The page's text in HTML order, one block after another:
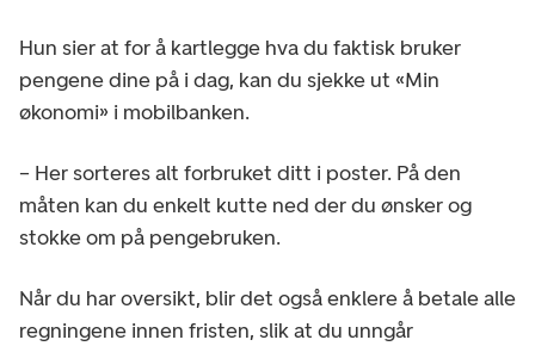
Hun sier at for å kartlegge hva du faktisk bruker
pengene dine på i dag, kan du sjekke ut «Min
økonomi» i mobilbanken.
– Her sorteres alt forbruket ditt i poster. På den
måten kan du enkelt kutte ned der du ønsker og
stokke om på pengebruken.
Når du har oversikt, blir det også enklere å betale alle
regningene innen fristen, slik at du unngår